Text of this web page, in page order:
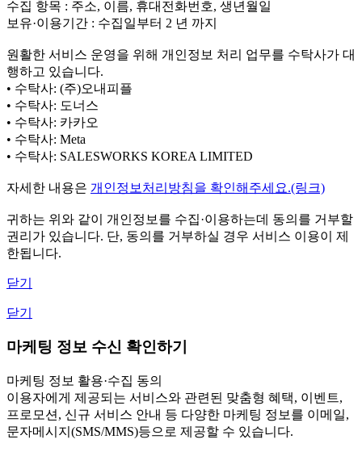
수집 항목 : 주소, 이름, 휴대전화번호, 생년월일
보유·이용기간 : 수집일부터 2 년 까지
원활한 서비스 운영을 위해 개인정보 처리 업무를 수탁사가 대
행하고 있습니다.
• 수탁사: (주)오내피플
• 수탁사: 도너스
• 수탁사: 카카오
• 수탁사: Meta
• 수탁사: SALESWORKS KOREA LIMITED
자세한 내용은 개인정보처리방침을 확인해주세요.(링크)
귀하는 위와 같이 개인정보를 수집·이용하는데 동의를 거부할
권리가 있습니다. 단, 동의를 거부하실 경우 서비스 이용이 제
한됩니다.
닫기
닫기
마케팅 정보 수신 확인하기
마케팅 정보 활용·수집 동의
이용자에게 제공되는 서비스와 관련된 맞춤형 혜택, 이벤트,
프로모션, 신규 서비스 안내 등 다양한 마케팅 정보를 이메일,
문자메시지(SMS/MMS)등으로 제공할 수 있습니다.